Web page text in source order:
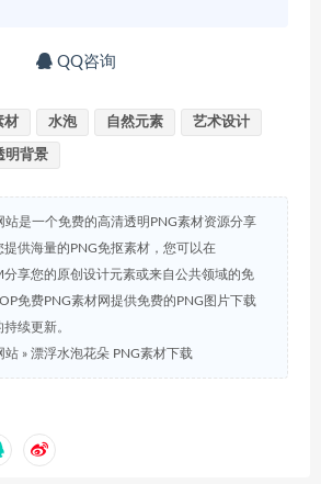
QQ咨询
材 水泡 自然元素 艺术设计
明背景
站是一个免费的高清透明PNG素材资源分享
提供海量的PNG免抠素材，您可以在
分享您的原创设计元素或来自公共领域的免
免费PNG素材网提供免费的PNG图片下载
续更新。
站 » 漂浮水泡花朵 PNG素材下载